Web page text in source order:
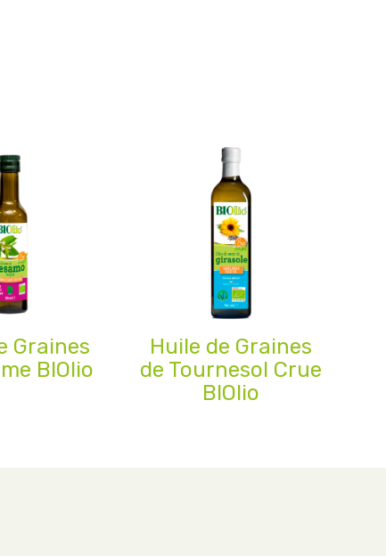
Graines
BIOlio
Huile de Graines
de Tournesol Crue
BIOlio